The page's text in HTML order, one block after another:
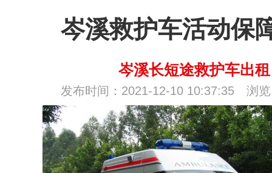
岑溪救护车活动保
岑溪长短途救护车出租
发布时间：2021-12-10 10:37:35 浏览